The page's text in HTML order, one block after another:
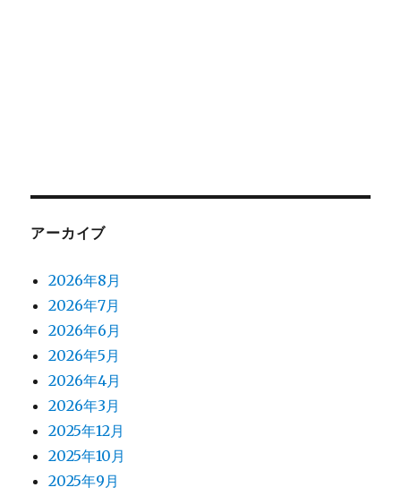
アーカイブ
2026年8月
2026年7月
2026年6月
2026年5月
2026年4月
2026年3月
2025年12月
2025年10月
2025年9月